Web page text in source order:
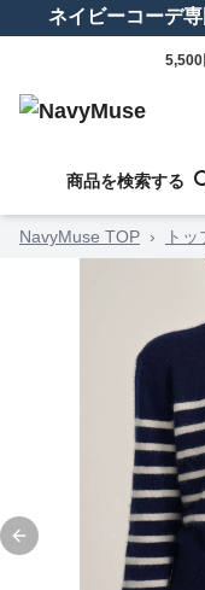
ネイビーコーデ
5,500
商品を検索する
NavyMuse TOP › ト
Previous slide